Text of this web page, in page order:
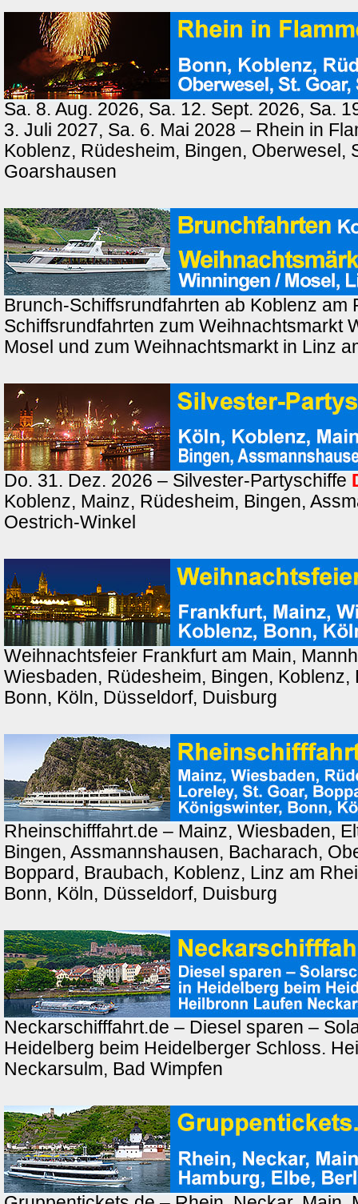
Sa. 8. Aug. 2026, Sa. 12. Sept. 2026, Sa.
3. Juli 2027, Sa. 6. Mai 2028 – Rhein in
Koblenz, Rüdesheim, Bingen, Oberwesel,
Goarshausen
Brunch-Schiffsrundfahrten ab Koblenz am
Schiffsrundfahrten zum Weihnachtsmarkt
Mosel und zum Weihnachtsmarkt in Linz
Do. 31. Dez. 2026 – Silvester-Partyschiffe
Koblenz, Mainz, Rüdesheim, Bingen,
Oestrich-Winkel
Weihnachtsfeier Frankfurt am Main,
Wiesbaden, Rüdesheim, Bingen, Koblenz,
Bonn, Köln, Düsseldorf, Duisburg
Rheinschifffahrt.de – Mainz, Wiesbaden,
Bingen, Assmannshausen, Bacharach,
Boppard, Braubach, Koblenz, Linz am
Bonn, Köln, Düsseldorf, Duisburg
Neckarschifffahrt.de – Diesel sparen –
Heidelberg beim Heidelberger Schloss.
Neckarsulm, Bad Wimpfen